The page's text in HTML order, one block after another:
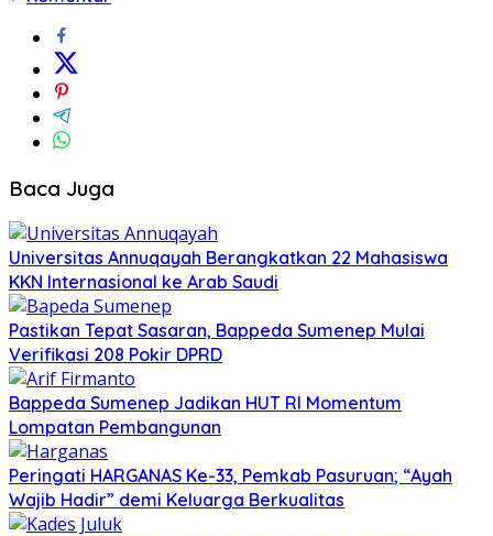
Baca Juga
Universitas Annuqayah Berangkatkan 22 Mahasiswa
KKN Internasional ke Arab Saudi
Pastikan Tepat Sasaran, Bappeda Sumenep Mulai
Verifikasi 208 Pokir DPRD
Bappeda Sumenep Jadikan HUT RI Momentum
Lompatan Pembangunan
Peringati HARGANAS Ke-33, Pemkab Pasuruan; “Ayah
Wajib Hadir” demi Keluarga Berkualitas